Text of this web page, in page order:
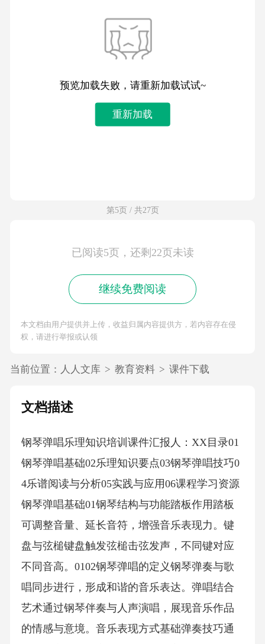
预览加载失败，请重新加载试试~
重新加载
第5页 / 共27页
已阅读5页，还剩22页未读
继续免费阅读
本文档由用户提供并上传，收益归属内容提供方，若内容存在侵
权，请进行举报或认领
当前位置： 人人文库 > 教育资料 > 课件下载
文档描述
钢琴弹唱乐理知识培训课件汇报人：XX目录01
钢琴弹唱基础02乐理知识要点03钢琴弹唱技巧0
4乐谱阅读与分析05实践与应用06课程学习资源
钢琴弹唱基础01钢琴结构与功能踏板作用踏板
可调整音量、延长音符，增强音乐表现力。键
盘与弦槌键盘触发弦槌击弦发声，不同键对应
不同音高。0102钢琴弹唱的定义钢琴弹奏与歌
唱同步进行，形成和谐的音乐表达。弹唱结合
艺术通过钢琴伴奏与人声演唱，展现音乐作品
的情感与意境。音乐表现方式基础弹奏技巧通